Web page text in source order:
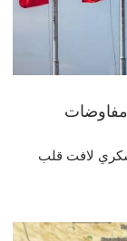
مفاوضات
لافت قلب